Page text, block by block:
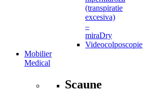
(transpiratie
excesiva)
–
miraDry
Videocolposcopie
Mobilier
Medical
Scaune